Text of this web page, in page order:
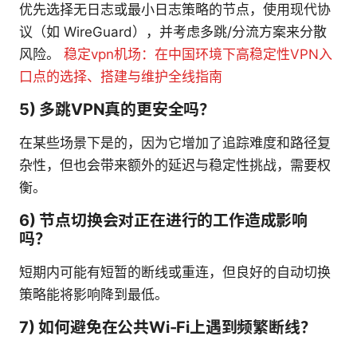
优先选择无日志或最小日志策略的节点，使用现代协
议（如 WireGuard），并考虑多跳/分流方案来分散
风险。 稳定vpn机场：在中国环境下高稳定性VPN入
口点的选择、搭建与维护全线指南
5) 多跳VPN真的更安全吗？
在某些场景下是的，因为它增加了追踪难度和路径复
杂性，但也会带来额外的延迟与稳定性挑战，需要权
衡。
6) 节点切换会对正在进行的工作造成影响
吗？
短期内可能有短暂的断线或重连，但良好的自动切换
策略能将影响降到最低。
7) 如何避免在公共Wi-Fi上遇到频繁断线？